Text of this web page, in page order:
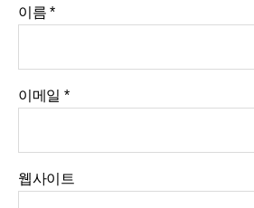
이름*
이메일 *
웹사이트